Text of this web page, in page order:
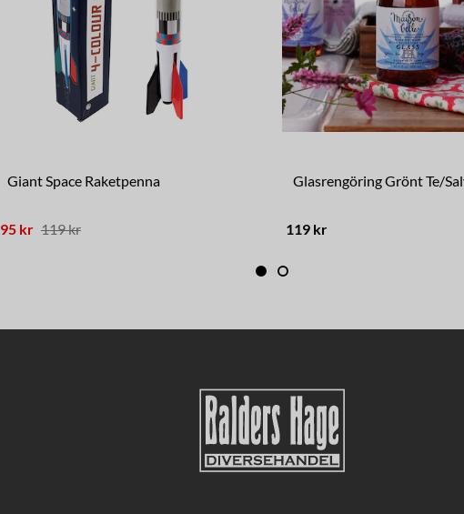
Giant Space Raketpenna
95 kr 119 kr
Glasrengöring Grönt Te/
119 kr